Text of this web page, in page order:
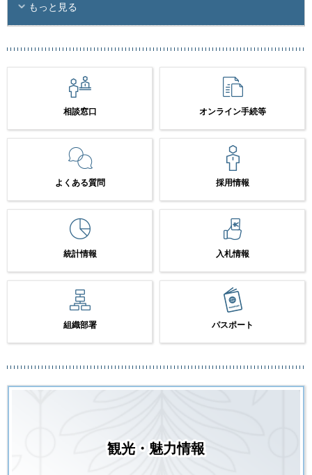
もっと見る
相談窓口 オンライン手続等
よくある質問 採用情報
統計情報 入札情報
組織部署 パスポート
観光・魅力情報